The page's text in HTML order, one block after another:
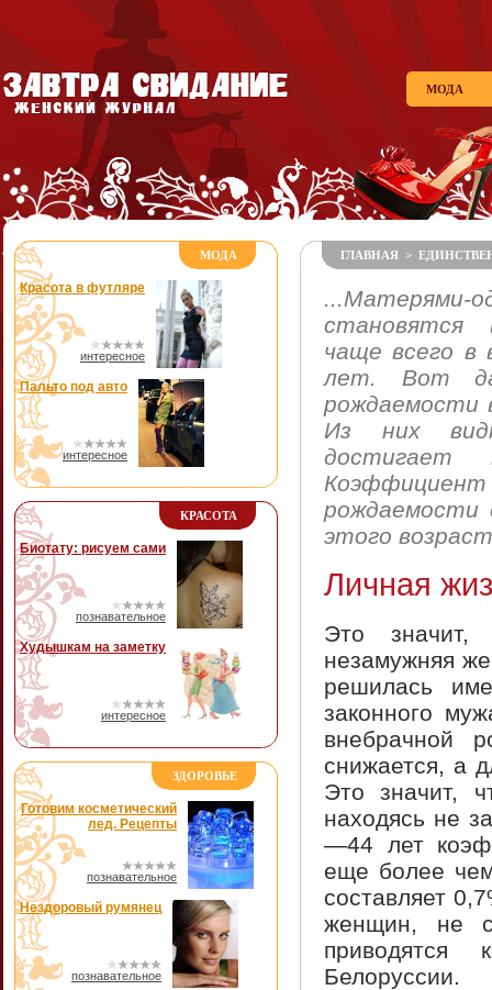
МОДА
МОДА
Красота в футляре
интересное
Пальто под авто
интересное
КРАСОТА
Биотату: рисуем сами
познавательное
Худышкам на заметку
интересное
ЗДОРОВЬЕ
Готовим косметический
лед. Рецепты
познавательное
Нездоровый румянец
познавательное
ГЛАВНАЯ >
...Матерями-
становятся
чаще всего в
лет. Вот
рождаемости
Из них
рождаемости
этого
Личная
Это значит,
незамужняя
решилась
законного
внебрачной
снижается, а
Это значит,
находясь не
—44 лет
еще более
составляет
женщин, не
приводятся
Белоруссии.